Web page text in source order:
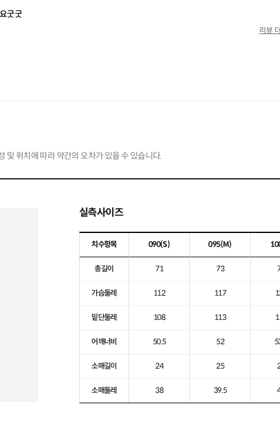
및 위치에 따라 약간의 오차가 있을 수 있습니다.
실측사이즈
치수항목 090(S) 095(M)
총길이 71 73
가슴둘레 112 117
밑단둘레 108 113
어깨너비 50.5 52
소매길이 24 25
소매둘레 38 39.5